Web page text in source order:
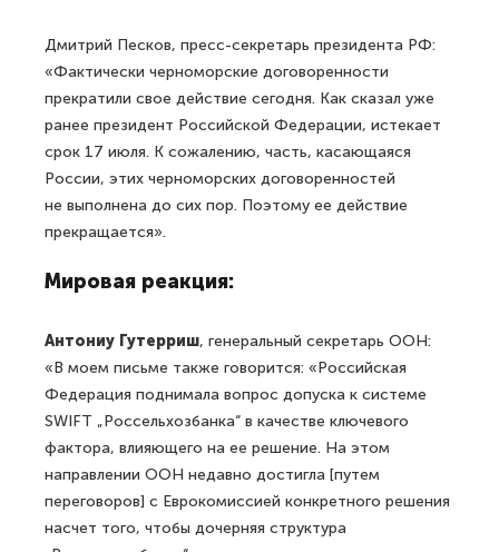
Дмитрий Песков, пресс-секретарь президента РФ:
«Фактически черноморские договоренности
прекратили свое действие сегодня. Как сказал уже
ранее президент Российской Федерации, истекает
срок 17 июля. К сожалению, часть, касающаяся
России, этих черноморских договоренностей
не выполнена до сих пор. Поэтому ее действие
прекращается».
Мировая реакция:
Антониу Гутерриш, генеральный секретарь ООН:
«В моем письме также говорится: «Российская
Федерация поднимала вопрос допуска к системе
SWIFT „Россельхозбанка“ в качестве ключевого
фактора, влияющего на ее решение. На этом
направлении ООН недавно достигла [путем
переговоров] с Еврокомиссией конкретного решения
насчет того, чтобы дочерняя структура